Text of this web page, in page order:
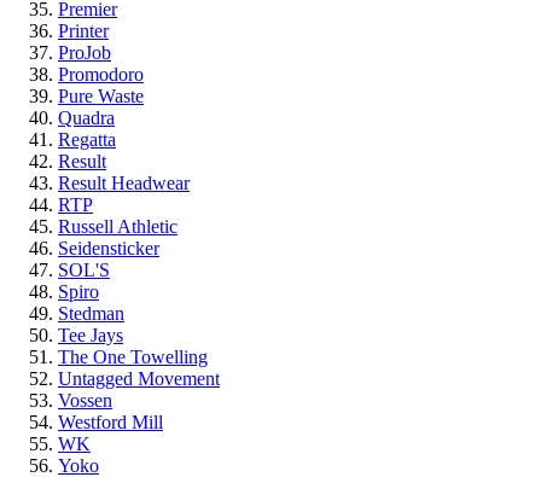
Premier
Printer
ProJob
Promodoro
Pure Waste
Quadra
Regatta
Result
Result Headwear
RTP
Russell Athletic
Seidensticker
SOL'S
Spiro
Stedman
Tee Jays
The One Towelling
Untagged Movement
Vossen
Westford Mill
WK
Yoko